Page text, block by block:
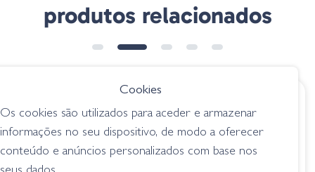
produtos relacionados
€ 24.00
BBS Lure Retriever
Whit Roll 15438
Chartreuse
Geecrack NeKo
Hack
Cookies
Os cookies são utilizados para aceder e armazenar
informações no seu dispositivo, de modo a oferecer
conteúdo e anúncios personalizados com base nos